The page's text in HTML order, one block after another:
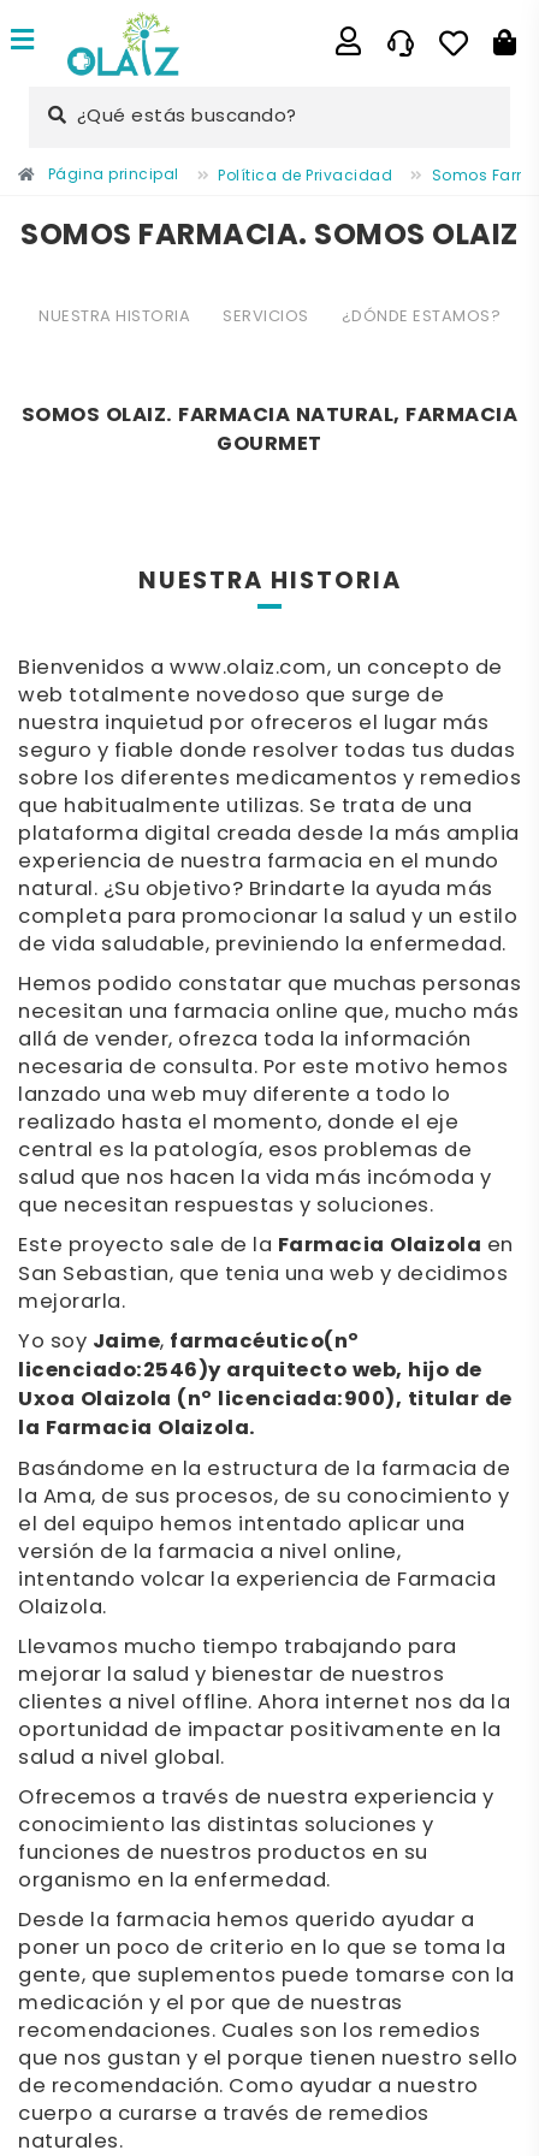
¿Qué estás buscando?
Página principal Política de Privacidad Somos
SOMOS FARMACIA. SOMOS OLAIZ
NUESTRA HISTORIA SERVICIOS ¿DÓNDE ESTAMOS?
SOMOS OLAIZ. FARMACIA NATURAL, FARMACIA
GOURMET
NUESTRA HISTORIA
Bienvenidos a www.olaiz.com, un concepto de
web totalmente novedoso que surge de
nuestra inquietud por ofreceros el lugar más
seguro y fiable donde resolver todas tus dudas
sobre los diferentes medicamentos y remedios
que habitualmente utilizas. Se trata de una
plataforma digital creada desde la más amplia
experiencia de nuestra farmacia en el mundo
natural. ¿Su objetivo? Brindarte la ayuda más
completa para promocionar la salud y un estilo
de vida saludable, previniendo la enfermedad.
Hemos podido constatar que muchas personas
necesitan una farmacia online que, mucho más
allá de vender, ofrezca toda la información
necesaria de consulta. Por este motivo hemos
lanzado una web muy diferente a todo lo
realizado hasta el momento, donde el eje
central es la patología, esos problemas de
salud que nos hacen la vida más incómoda y
que necesitan respuestas y soluciones.
Este proyecto sale de la Farmacia Olaizola en
San Sebastian, que tenia una web y decidimos
mejorarla.
Yo soy Jaime, farmacéutico(nº
licenciado:2546)y arquitecto web, hijo de
Uxoa Olaizola (nº licenciada:900), titular de
la Farmacia Olaizola.
Basándome en la estructura de la farmacia de
la Ama, de sus procesos, de su conocimiento y
el del equipo hemos intentado aplicar una
versión de la farmacia a nivel online,
intentando volcar la experiencia de Farmacia
Olaizola.
Llevamos mucho tiempo trabajando para
mejorar la salud y bienestar de nuestros
clientes a nivel offline. Ahora internet nos da la
oportunidad de impactar positivamente en la
salud a nivel global.
Ofrecemos a través de nuestra experiencia y
conocimiento las distintas soluciones y
funciones de nuestros productos en su
organismo en la enfermedad.
Desde la farmacia hemos querido ayudar a
poner un poco de criterio en lo que se toma la
gente, que suplementos puede tomarse con la
medicación y el por que de nuestras
recomendaciones. Cuales son los remedios
que nos gustan y el porque tienen nuestro sello
de recomendación. Como ayudar a nuestro
cuerpo a curarse a través de remedios
naturales.